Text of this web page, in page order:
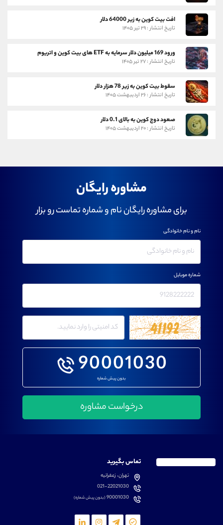
افت بیت کوین به زیر 64000 دلار
تاریخ انتشار : ۲۹ تیر ۱۴۰۵
ورود 169 میلیون دلار سرمایه به ETF های بیت کوین و اتریوم
تاریخ انتشار : ۲۷ تیر ۱۴۰۵
سقوط بیت کوین به زیر 78 هزار دلار
تاریخ انتشار : ۲۶ اردیبهشت ۱۴۰۵
صعود دوج کوین به بالای 0.1 دلار
تاریخ انتشار : ۲۰ اردیبهشت ۱۴۰۵
مشاوره رایگان
برای مشاوره رایگان نام و شماره تماست رو بزار
90001030
بدون پیش شماره
نام و نام خانوادگی
شماره موبایل
تماس بگیرید
تهران، زعفرانیه
021-22021030
90001030(بدون پیش شماره)